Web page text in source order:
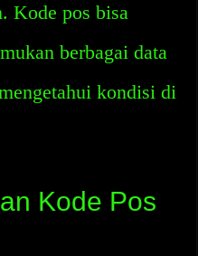
Kode pos bisa
berbagai data
kondisi di
Kode Pos